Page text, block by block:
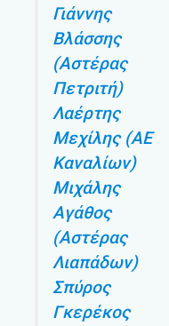
Γιάννης
Βλάσσης
(Αστέρας
Πετριτή)
Λαέρτης
Μεχίλης (ΑΕ
Καναλίων)
Μιχάλης
Αγάθος
(Αστέρας
Λιαπάδων)
Σπύρος
Γκερέκος